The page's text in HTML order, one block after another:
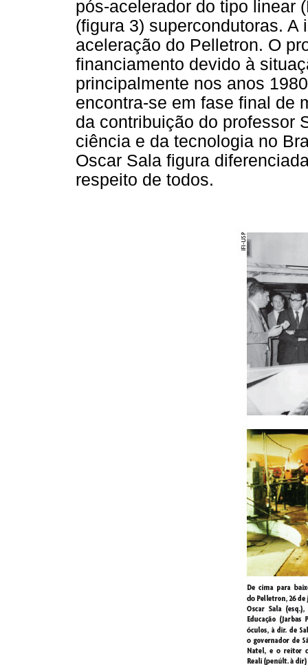
pós-acelerador do tipo linear
(figura 3) supercondutoras.
aceleração do Pelletron. O
financiamento devido à
principalmente nos anos
encontra-se em fase final de
da contribuição do professor
ciência e da tecnologia no
Oscar Sala figura
respeito de todos.